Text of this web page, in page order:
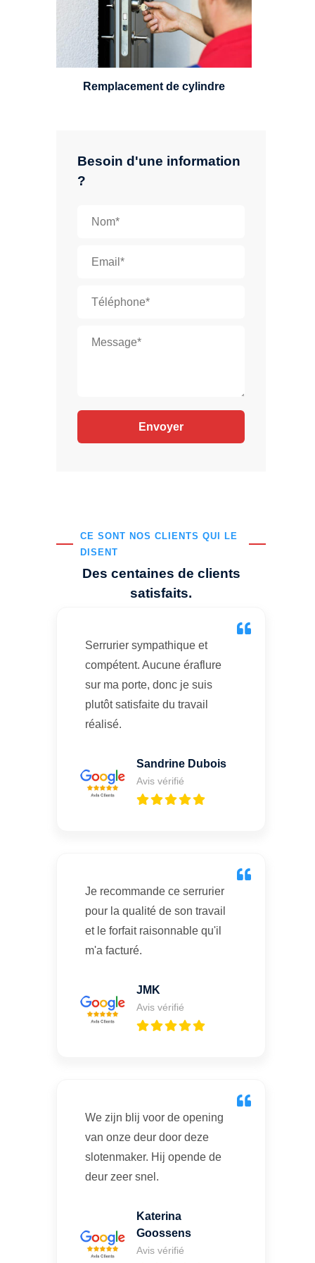
Besoin d'une information
?
CE SONT NOS CLIENTS QUI LE
DISENT
Des centaines de clients
satisfaits.
Serrurier sympathique et
compétent. Aucune éraflure
sur ma porte, donc je suis
plutôt satisfaite du travail
réalisé.
Sandrine Dubois
Avis vérifié
Je recommande ce serrurier
pour la qualité de son travail
et le forfait raisonnable qu'il
m'a facturé.
JMK
Avis vérifié
We zijn blij voor de opening
van onze deur door deze
slotenmaker. Hij opende de
deur zeer snel.
Katerina
Goossens
Avis vérifié
standard, à 5 leviers ou à 3
leviers, Mul-T-Lock ou encore
multipoints.
Remplacement de cylindre